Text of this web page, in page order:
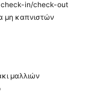
check-in/check-out
μη καπνιστών
μαλλιών